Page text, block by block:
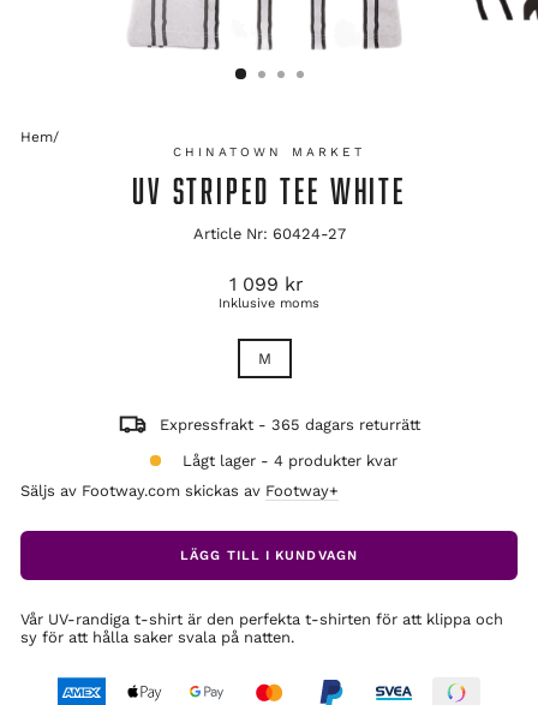
Hem/
CHINATOWN MARKET
UV STRIPED TEE WHITE
Article Nr: 60424-27
Ordinarie
pris
1 099 kr
Inklusive moms
M
Expressfrakt - 365 dagars returrätt
Lågt lager - 4 produkter kvar
Säljs av Footway.com skickas av Footway+
LÄGG TILL I KUNDVAGN
Vår UV-randiga t-shirt är den perfekta t-shirten för att klippa och
sy för att hålla saker svala på natten.